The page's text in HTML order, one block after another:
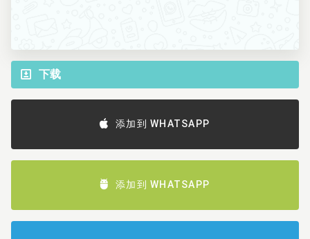
下载
添加到 WHATSAPP
添加到 WHATSAPP